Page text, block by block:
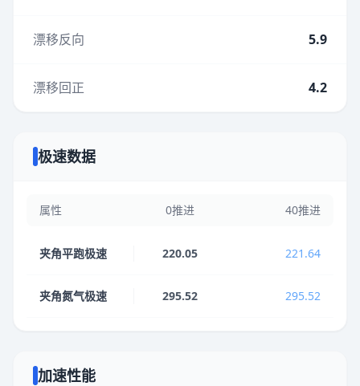
漂移反向 5.9
漂移回正 4.2
极速数据
属性 0推进 40推进
夹角平跑极速 220.05 221.64
夹角氮气极速 295.52 295.52
加速性能